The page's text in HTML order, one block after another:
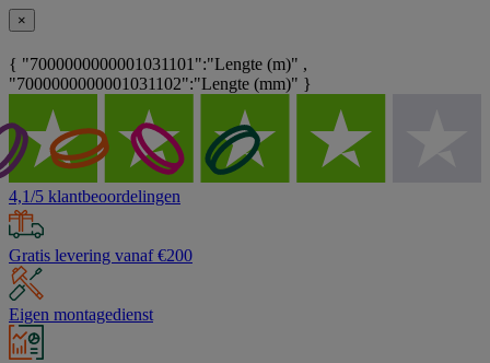
×
{ "7000000000001031101":"Lengte (m)" ,
"7000000000001031102":"Lengte (mm)" }
4,1/5 klantbeoordelingen
Gratis levering vanaf €200
Eigen montagedienst